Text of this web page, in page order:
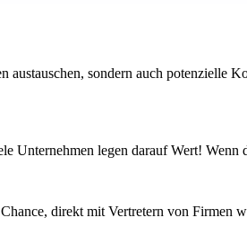
sondern auch potenzielle
legen darauf Wert!
direkt mit Vertretern von